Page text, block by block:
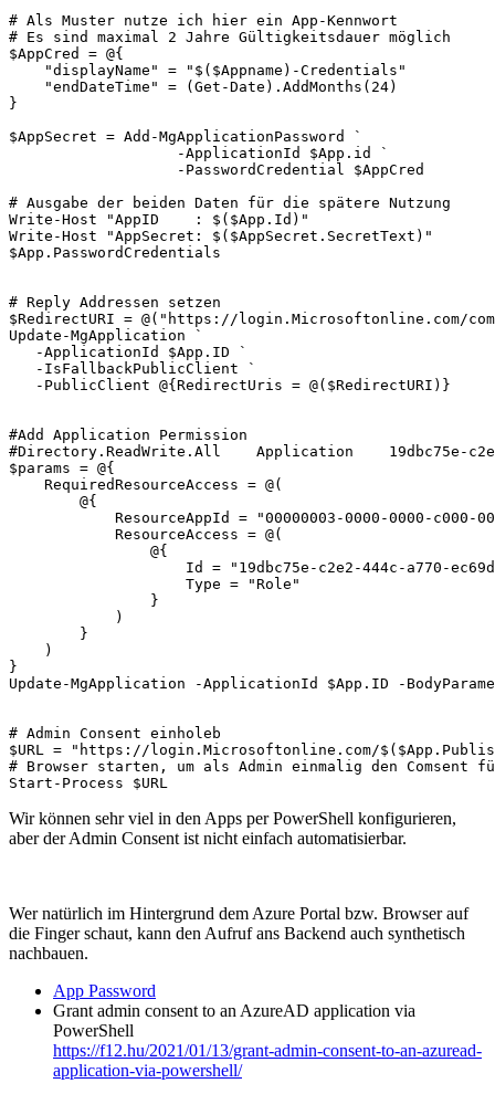
# Als Muster nutze ich hier ein App-Kennwort
# Es sind maximal 2 Jahre Gültigkeitsdauer möglich
$AppCred = @{
    "displayName" = "$($Appname)-Credentials"
    "endDateTime" = (Get-Date).AddMonths(24)
}
$AppSecret = Add-MgApplicationPassword `
                   -ApplicationId $App.id `
                   -PasswordCredential $AppCred
# Ausgabe der beiden Daten für die spätere Nutzung
Write-Host "AppID    : $($App.Id)"
Write-Host "AppSecret: $($AppSecret.SecretText)"
$App.PasswordCredentials
# Reply Addressen setzen
$RedirectURI = @("https://login.Microsoftonline.com/
Update-MgApplication `
   -ApplicationId $App.ID `
   -IsFallbackPublicClient `
   -PublicClient @{RedirectUris = @($RedirectURI)}
#Add Application Permission
#Directory.ReadWrite.All    Application    19dbc75e-
$params = @{
    RequiredResourceAccess = @(
        @{
ResourceAppId = "00000003-0000-0000-c000-
            ResourceAccess = @(
                @{
Id = "19dbc75e-c2e2-444c-a770-
                    Type = "Role"
                }
            )
        }
    )
}
Update-MgApplication -ApplicationId $App.ID -
# Admin Consent einholeb
$URL = "https://login.Microsoftonline.com/
# Browser starten, um als Admin einmalig den Comsent
Start-Process $URL
Wir können sehr viel in den Apps per PowerShell konfigurieren,
aber der Admin Consent ist nicht einfach automatisierbar.
Wer natürlich im Hintergrund dem Azure Portal bzw. Browser auf
die Finger schaut, kann den Aufruf ans Backend auch synthetisch
nachbauen.
App Password
Grant admin consent to an AzureAD application via
PowerShell
https://f12.hu/2021/01/13/grant-admin-consent-to-an-azuread-
application-via-powershell/